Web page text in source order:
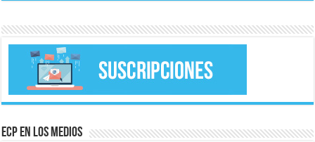
ECP en los medios